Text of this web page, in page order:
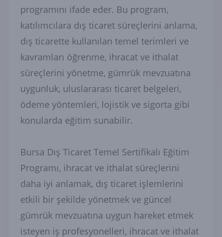
programını ifade eder. Bu program,
katılımcılara dış ticaret süreçlerini anlama,
dış ticarette kullanılan temel terimleri ve
kavramları öğrenme, ihracat ve ithalat
süreçlerini yönetme, gümrük mevzuatına
uygunluk, uluslararası ticaret belgeleri,
ödeme yöntemleri, lojistik ve sigorta gibi
konularda eğitim sunabilir.
Bursa Dış Ticaret Temel Sertifikalı Eğitim
Programı, ihracat ve ithalat süreçlerini
daha iyi anlamak, dış ticaret işlemlerini
etkili bir şekilde yönetmek ve güncel
gümrük mevzuatına uygun hareket etmek
isteyen iş profesyonelleri, ihracat ve ithalat